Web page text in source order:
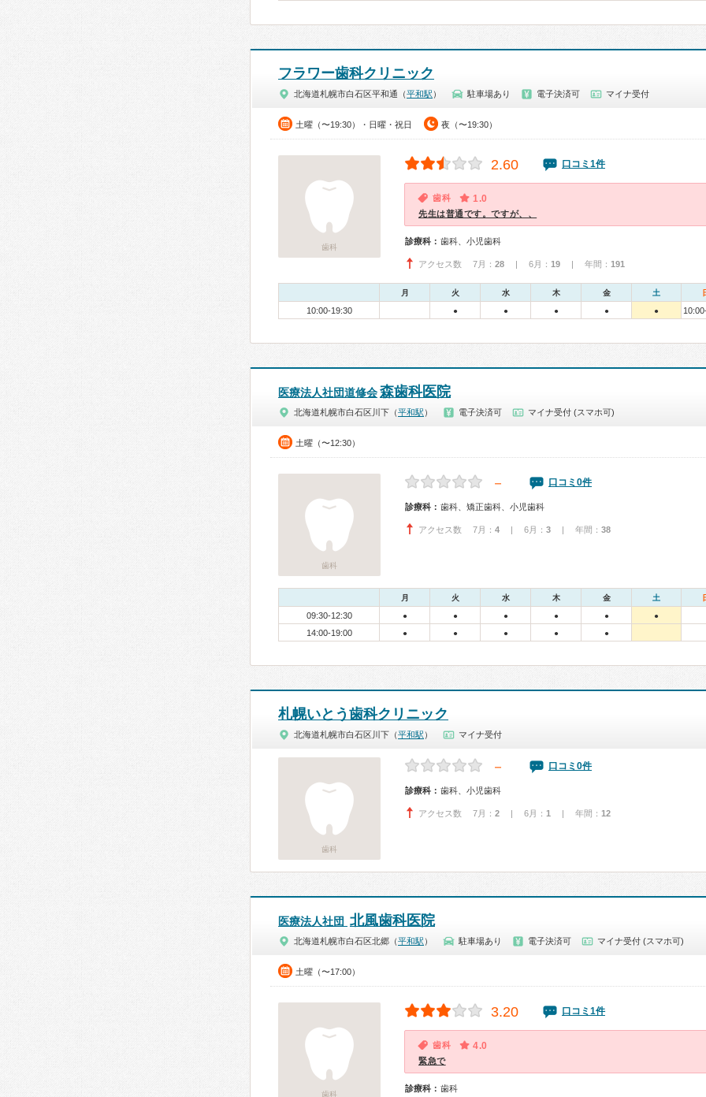
フラワー歯科クリニック
北海道札幌市白石区平和通（平和駅 ） 駐車場あり 電子決済可 マイナ受付
土曜（〜19:30）・日曜・祝日 夜（〜19:30）
歯科
2.60 口コミ1件
歯科 1.0
先生は普通です。ですが、、
診療科： 歯科、小児歯科
アクセス数 7月： 28 | 6月： 19 | 年間： 191
月 火 水 木 金 土
10:00-19:30 ● ● ● ● ●
医療法人社団道修会森歯科医院
北海道札幌市白石区川下（平和駅 ） 電子決済可 マイナ受付 (スマホ可)
土曜（〜12:30）
歯科
－ 口コミ0件
診療科： 歯科、矯正歯科、小児歯科
アクセス数 7月： 4 | 6月： 3 | 年間： 38
月 火 水 木 金 土
09:30-12:30 ● ● ● ● ● ●
14:00-19:00 ● ● ● ● ●
札幌いとう歯科クリニック
北海道札幌市白石区川下（平和駅 ） マイナ受付
歯科
－ 口コミ0件
診療科： 歯科、小児歯科
アクセス数 7月： 2 | 6月： 1 | 年間： 12
医療法人社団 北風歯科医院
北海道札幌市白石区北郷（平和駅 ） 駐車場あり 電子決済可 マイナ受付 (スマホ可)
土曜（〜17:00）
歯科
3.20 口コミ1件
歯科 4.0
緊急で
診療科： 歯科